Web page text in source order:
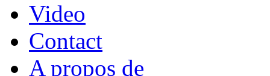
Video
Contact
A propos de